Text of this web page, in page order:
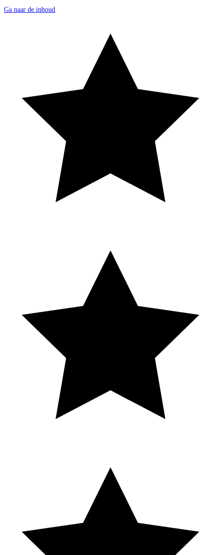
Ga naar de inhoud